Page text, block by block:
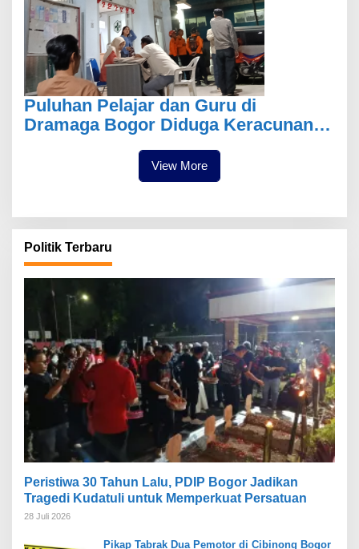
Puluhan Pelajar dan Guru di
Dramaga Bogor Diduga Keracunan
View More
Politik Terbaru
Peristiwa 30 Tahun Lalu, PDIP Bogor Jadikan
Tragedi Kudatuli untuk Memperkuat Persatuan
28 Juli 2026
Pikap Tabrak Dua Pemotor di Cibinong Bogor